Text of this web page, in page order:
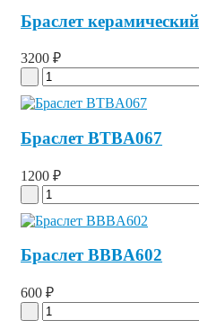
Браслет
3200 ₽
Браслет BTBA067
1200 ₽
Браслет BBBA602
600 ₽